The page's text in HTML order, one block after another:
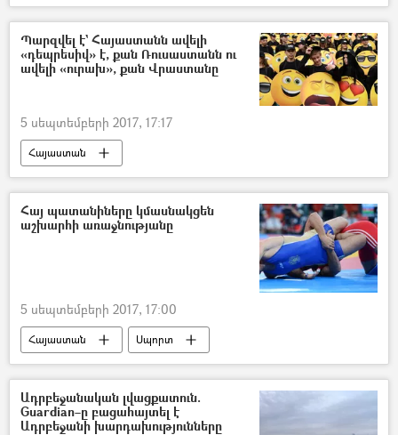
Պարզվել է` Հայաստանն ավելի
«դեպրեսիվ» է, քան Ռուսաստանն ու
ավելի «ուրախ», քան Վրաստանը
5 սեպտեմբերի 2017, 17:17
Հայաստան
Հայ պատանիները կմասնակցեն
աշխարհի առաջնությանը
5 սեպտեմբերի 2017, 17:00
Հայաստան Սպորտ
Ադրբեջանական լվացքատուն.
Guardian–ը բացահայտել է
Ադրբեջանի խարդախությունները